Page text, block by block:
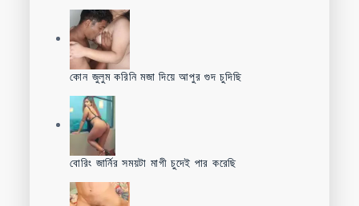
কোন জুলুম করিনি মজা দিয়ে আপুর গুদ চুদিছি
বোরিং জার্নির সময়টা মাগী চুদেই পার করেছি